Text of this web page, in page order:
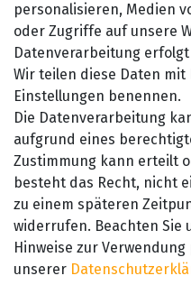
personalisieren, Medien
oder Zugriffe auf unsere
Datenverarbeitung
Wir teilen diese Daten
Einstellungen benennen.
Die Datenverarbeitung
aufgrund eines
Zustimmung kann erteilt
besteht das Recht, nicht
zu einem späteren
widerrufen. Beachten Sie
Hinweise zur
unserer
*Alle Preise inkl. der
© Copyright 2026 Alle